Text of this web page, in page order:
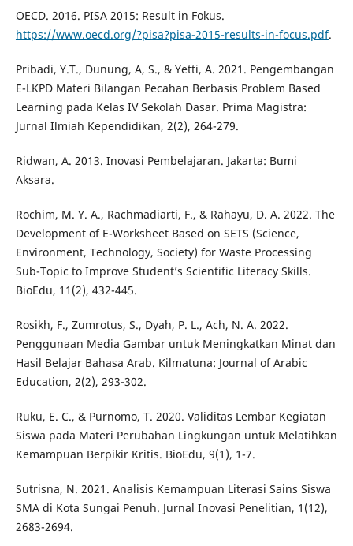
OECD. 2016. PISA 2015: Result in Fokus.
https://www.oecd.org/?pisa?pisa-2015-results-in-focus.pdf.
Pribadi, Y.T., Dunung, A, S., & Yetti, A. 2021. Pengembangan
E-LKPD Materi Bilangan Pecahan Berbasis Problem Based
Learning pada Kelas IV Sekolah Dasar. Prima Magistra:
Jurnal Ilmiah Kependidikan, 2(2), 264-279.
Ridwan, A. 2013. Inovasi Pembelajaran. Jakarta: Bumi
Aksara.
Rochim, M. Y. A., Rachmadiarti, F., & Rahayu, D. A. 2022. The
Development of E-Worksheet Based on SETS (Science,
Environment, Technology, Society) for Waste Processing
Sub-Topic to Improve Student’s Scientific Literacy Skills.
BioEdu, 11(2), 432-445.
Rosikh, F., Zumrotus, S., Dyah, P. L., Ach, N. A. 2022.
Penggunaan Media Gambar untuk Meningkatkan Minat dan
Hasil Belajar Bahasa Arab. Kilmatuna: Journal of Arabic
Education, 2(2), 293-302.
Ruku, E. C., & Purnomo, T. 2020. Validitas Lembar Kegiatan
Siswa pada Materi Perubahan Lingkungan untuk Melatihkan
Kemampuan Berpikir Kritis. BioEdu, 9(1), 1-7.
Sutrisna, N. 2021. Analisis Kemampuan Literasi Sains Siswa
SMA di Kota Sungai Penuh. Jurnal Inovasi Penelitian, 1(12),
2683-2694.